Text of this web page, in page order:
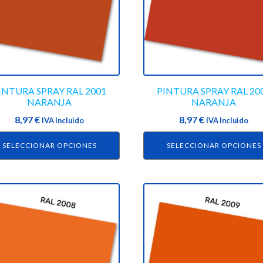
SPRAY RAL 2001
NARANJA
8,97€ IVA Incluido
SELECCIONAR OPCIONES
PINTURA SPRAY RAL
NARANJA
8,97€ IVA Incluido
SELECCIONAR OPCIONES
Las
opciones
se
elegir
de
producto
producto
tiene
múltiples
variantes.